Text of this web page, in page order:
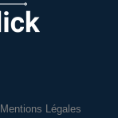
Mentions Légales